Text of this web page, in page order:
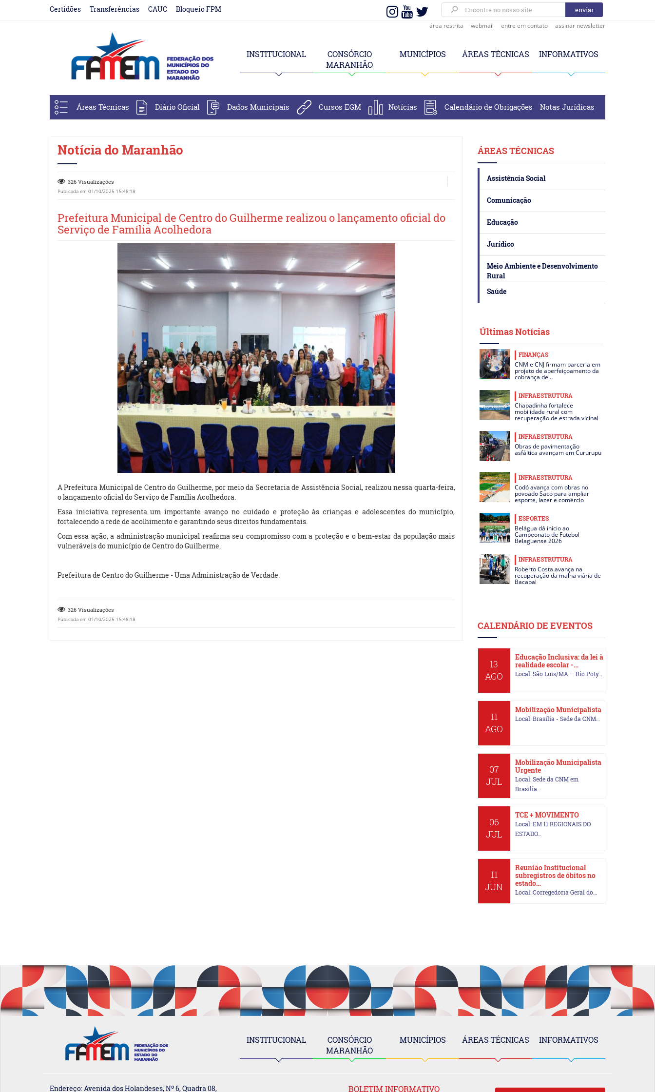
Certidões Transferências CAUC Bloqueio FPM
área restrita webmail entre em contato assinar newsletter
INSTITUCIONAL
CONSÓRCIO
MARANHÃO
MUNICÍPIOS ÁREAS TÉCNICAS INFORMATIVOS
Áreas Técnicas Diário Oficial Dados Municipais Cursos EGM Notícias Calendário de Obrigações Notas Jurídicas
Notícia do Maranhão
326 Visualizações
Publicada em 01/10/2025 15:48:18
Prefeitura Municipal de Centro do Guilherme realizou o lançamento oficial do
Serviço de Família Acolhedora
A Prefeitura Municipal de Centro do Guilherme, por meio da Secretaria de Assistência Social, realizou nessa quarta-feira,
o lançamento oficial do Serviço de Família Acolhedora.
Essa iniciativa representa um importante avanço no cuidado e proteção às crianças e adolescentes do município,
fortalecendo a rede de acolhimento e garantindo seus direitos fundamentais.
Com essa ação, a administração municipal reafirma seu compromisso com a proteção e o bem-estar da população mais
vulneráveis do município de Centro do Guilherme.
Prefeitura de Centro do Guilherme - Uma Administração de Verdade.
326 Visualizações
Publicada em 01/10/2025 15:48:18
ÁREAS TÉCNICAS
Assistência Social
Comunicação
Educação
Jurídico
Meio Ambiente e Desenvolvimento
Rural
Saúde
Últimas Notícias
FINANÇAS
CNM e CNJ firmam parceria em
projeto de aperfeiçoamento da
cobrança de…
INFRAESTRUTURA
Chapadinha fortalece
mobilidade rural com
recuperação de estrada vicinal
INFRAESTRUTURA
Obras de pavimentação
asfáltica avançam em Cururupu
INFRAESTRUTURA
Codó avança com obras no
povoado Saco para ampliar
esporte, lazer e comércio
ESPORTES
Belágua dá início ao
Campeonato de Futebol
Belaguense 2026
INFRAESTRUTURA
Roberto Costa avança na
recuperação da malha viária de
Bacabal
CALENDÁRIO DE EVENTOS
13
AGO
Educação Inclusiva: da lei à
realidade escolar -…
Local: São Luís/MA — Rio Poty…
11
AGO
Mobilização Municipalista
Local: Brasília - Sede da CNM…
07
JUL
Mobilização Municipalista
Urgente
Local: Sede da CNM em
Brasília…
06
JUL
TCE + MOVIMENTO
Local: EM 11 REGIONAIS DO
ESTADO…
11
JUN
Reunião Institucional
subregistros de óbitos no
estado…
Local: Corregedoria Geral do…
INSTITUCIONAL
CONSÓRCIO
MARANHÃO
MUNICÍPIOS ÁREAS TÉCNICAS INFORMATIVOS
Endereço: Avenida dos Holandeses, Nº 6, Quadra 08, BOLETIM INFORMATIVO